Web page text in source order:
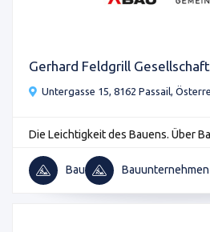
Gerhard Feldgrill Gesellschaft
Untergasse 15, 8162 Passail,
Die Leichtigkeit des Bauens. Über
Bau Bauunternehmen